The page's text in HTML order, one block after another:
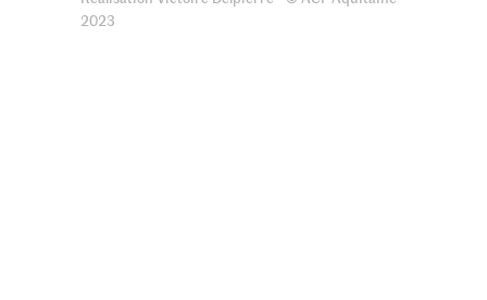
2023